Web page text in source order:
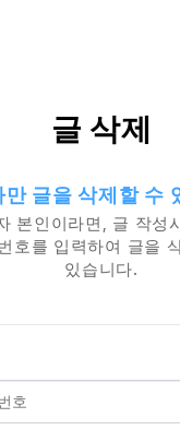
글 삭제
만 글을 삭제할 수
본인이라면, 글 작성
호를 입력하여 글을
있습니다.